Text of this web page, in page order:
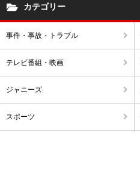
カテゴリー
事件・事故・トラブル
テレビ番組・映画
ジャニーズ
スポーツ